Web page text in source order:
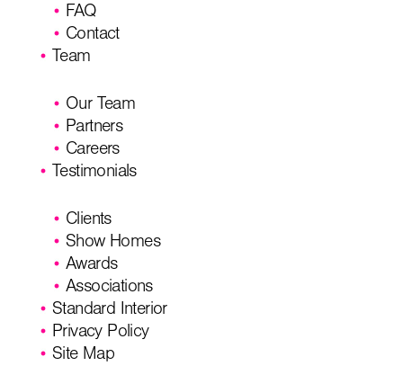
FAQ
Contact
Team
Our Team
Partners
Careers
Testimonials
Clients
Show Homes
Awards
Associations
Standard Interior
Privacy Policy
Site Map